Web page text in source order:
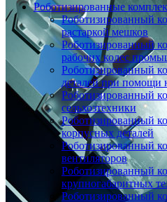
Роботизированные
Роботизированный
растаркой мешков
Роботизированный
рабочих колес
Роботизированный
деталей при помощи
Роботизированный
сельхозтехники
Роботизированный
корпусных деталей
Роботизированный
вентиляторов
Роботизированный
крупногабаритных
Роботизированный